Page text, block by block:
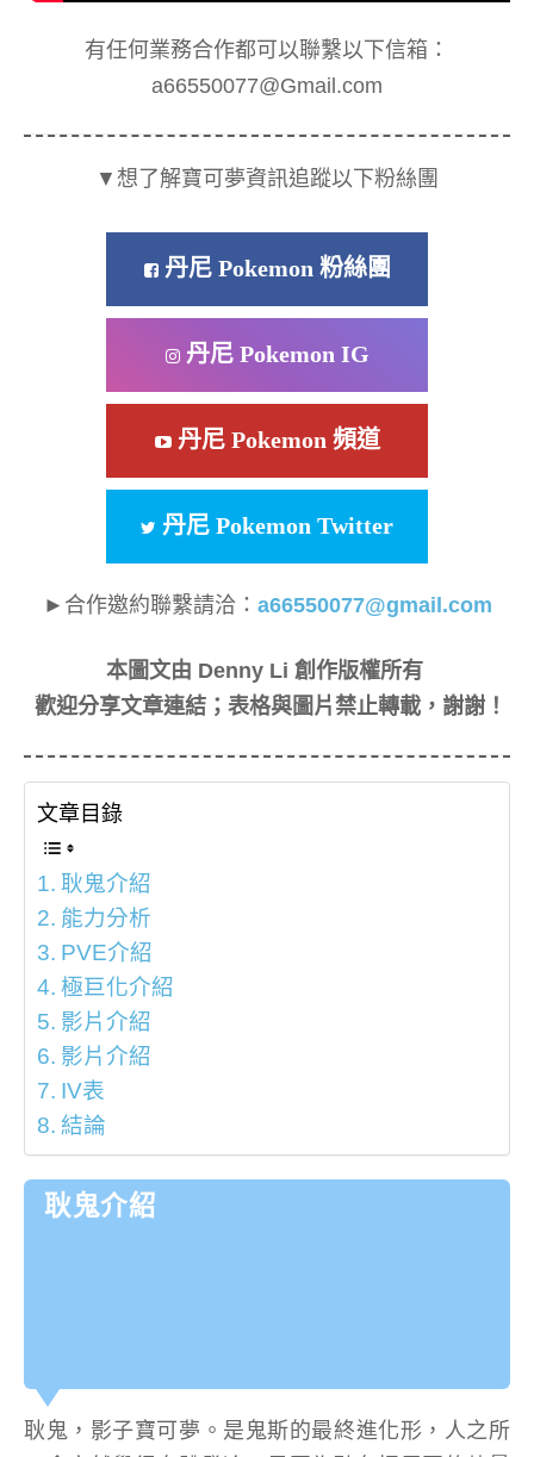
有任何業務合作都可以聯繫以下信箱：
a66550077@Gmail.com
▼想了解寶可夢資訊追蹤以下粉絲團
丹尼 Pokemon 粉絲團
丹尼 Pokemon IG
丹尼 Pokemon 頻道
丹尼 Pokemon Twitter
►合作邀約聯繫請洽： a66550077@gmail.com
本圖文由 Denny Li 創作版權所有
歡迎分享文章連結；表格與圖片禁止轉載，謝謝！
文章目錄
耿鬼介紹
能力分析
PVE介紹
極巨化介紹
影片介紹
影片介紹
IV表
結論
耿鬼介紹
耿鬼，影子寶可夢。是鬼斯的最終進化形，人之所